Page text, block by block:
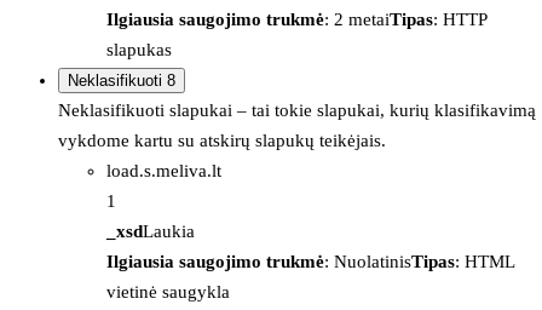
Ilgiausia saugojimo trukmė: 2 metaiTipas: HTTP
slapukas
Neklasifikuoti 8
Neklasifikuoti slapukai – tai tokie slapukai, kurių klasifikavimą
vykdome kartu su atskirų slapukų teikėjais.
load.s.meliva.lt
1
_xsdLaukia
Ilgiausia saugojimo trukmė: NuolatinisTipas: HTML
vietinė saugykla